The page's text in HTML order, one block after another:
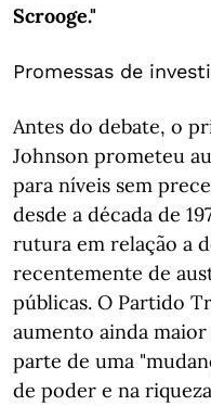
Scrooge."
Promessas de
Antes do debate, o
Johnson prometeu
para níveis sem
desde a década de
rutura em relação a
recentemente de
públicas. O Partido
aumento ainda
parte de uma
de poder e na